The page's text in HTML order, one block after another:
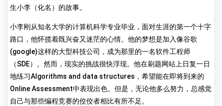
生小李（化名）的故事。
小李刚从知名大学的计算机科学专业毕业，面对生涯的第一个十字
路口，他怀揽着既兴奋又迷茫的心情。他的梦想是加入像谷歌
(google)这样的大型科技公司，成为那里的一名软件工程师
（SDE）。然而，现实的挑战很快浮现。他在刷题网站上日复一日
地练习Algorithms and data structures，希望能在即将到来的
Online Assessment中表现出色。但是，无论他多么努力，总感觉
自己与那些编程竞赛的佼佼者相比有所不足。